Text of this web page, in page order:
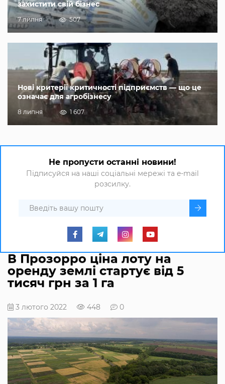
захистити свій бізнес
7 липня 507
Нові критерії критичності підприємств — що це
означає для агробізнесу
8 липня 1 607
Не пропусти останні новини!
Підписуйся на наші соціальні мережі та e-mail
розсилку.
В Прозорро ціна лоту на
оренду землі стартує від 5
тисяч грн за 1 га
3 лютого 2022 448 0